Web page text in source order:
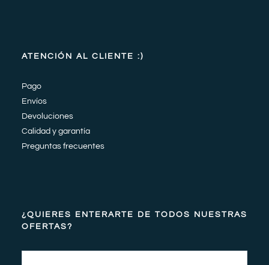
ATENCIÓN AL CLIENTE :)
Pago
Envíos
Devoluciones
Calidad y garantía
Preguntas frecuentes
¿QUIERES ENTERARTE DE TODOS NUESTRAS
OFERTAS?